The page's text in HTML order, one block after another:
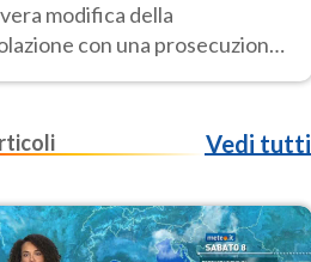
modifica della
con una prosecuzione
fuori scala per molti
Vedi tutti